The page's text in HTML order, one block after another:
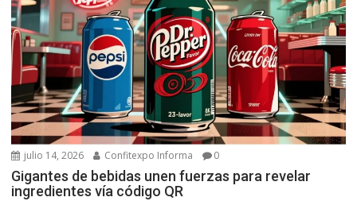
julio 14, 2026 Confitexpo Informa 0
Gigantes de bebidas unen fuerzas para revelar
ingredientes vía código QR